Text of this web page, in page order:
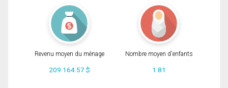
Revenu moyen du ménage
209 164.57 $
Nombre moyen d'enfants
1.81